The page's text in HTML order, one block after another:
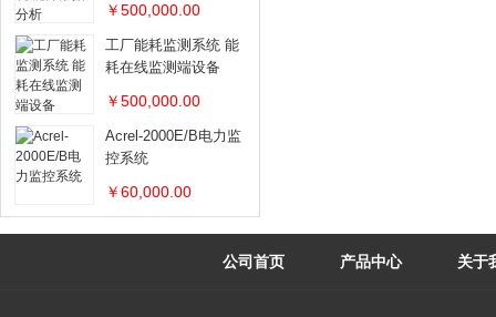
￥500,000.00
工厂能耗监测系统 能
耗在线监测端设备
￥500,000.00
Acrel-2000E/B电力监
控系统
￥60,000.00
公司首页 产品中心 关于